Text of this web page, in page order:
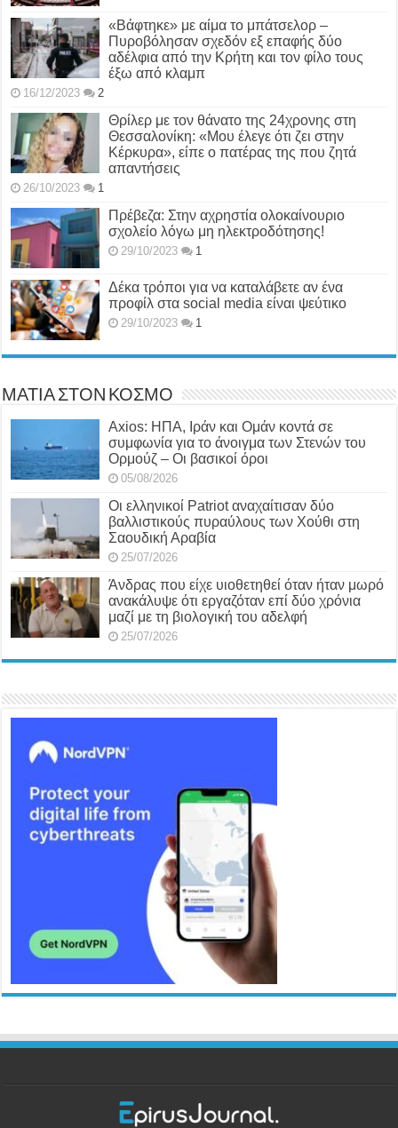
«Βάφτηκε» με αίμα το μπάτσελορ –
Πυροβόλησαν σχεδόν εξ επαφής δύο
αδέλφια από την Κρήτη και τον φίλο τους
έξω από κλαμπ
16/12/2023 2
Θρίλερ με τον θάνατο της 24χρονης στη
Θεσσαλονίκη: «Μου έλεγε ότι ζει στην
Κέρκυρα», είπε ο πατέρας της που ζητά
απαντήσεις
26/10/2023 1
Πρέβεζα: Στην αχρηστία ολοκαίνουριο
σχολείο λόγω μη ηλεκτροδότησης!
29/10/2023 1
Δέκα τρόποι για να καταλάβετε αν ένα
προφίλ στα social media είναι ψεύτικο
29/10/2023 1
ΜΑΤΙΑ ΣΤΟΝ ΚΟΣΜΟ
Axios: ΗΠΑ, Ιράν και Ομάν κοντά σε
συμφωνία για το άνοιγμα των Στενών του
Ορμούζ – Οι βασικοί όροι
05/08/2026
Οι ελληνικοί Patriot αναχαίτισαν δύο
βαλλιστικούς πυραύλους των Χούθι στη
Σαουδική Αραβία
25/07/2026
Άνδρας που είχε υιοθετηθεί όταν ήταν μωρό
ανακάλυψε ότι εργαζόταν επί δύο χρόνια
μαζί με τη βιολογική του αδελφή
25/07/2026